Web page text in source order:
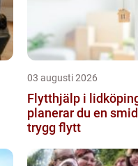
03 augusti 2026
Flytthjälp i lidköping
planerar du en
trygg flytt